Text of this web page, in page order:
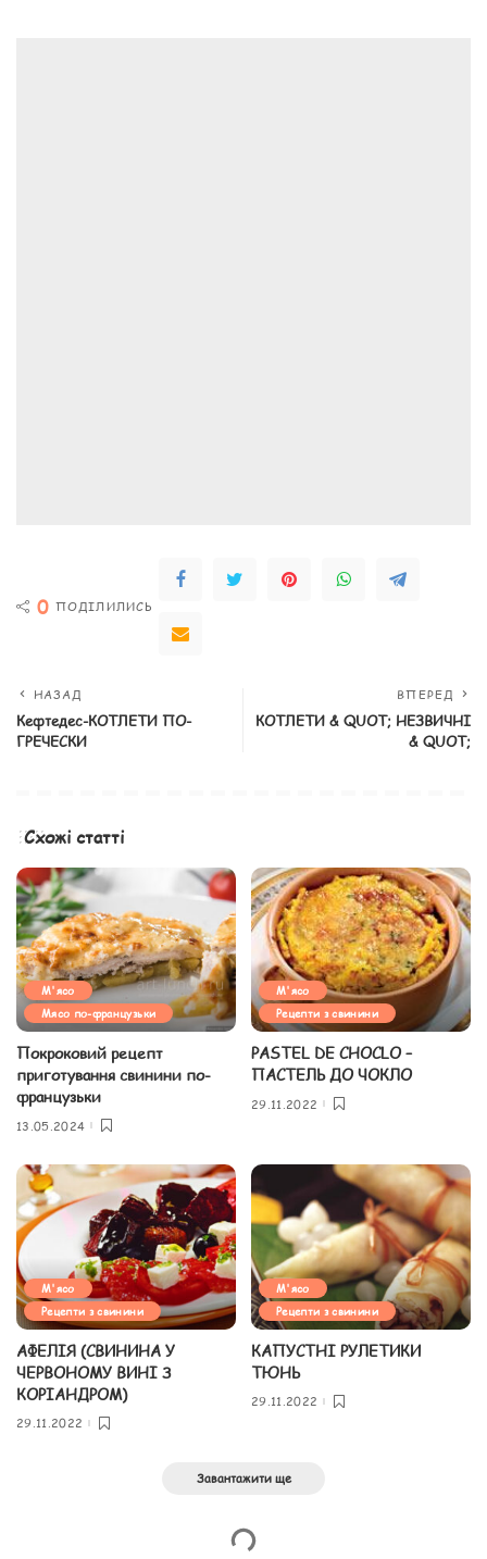
0 ПОДІЛИЛИСЬ
НАЗАД
Кефтедес-КОТЛЕТИ ПО-
ГРЕЧЕСКИ
ВПЕРЕД
КОТЛЕТИ & QUOT; НЕЗВИЧНІ
& QUOT;
Схожі статті
М'ясо
Мясо по-французьки
Покроковий рецепт
приготування свинини по-
французьки
13.05.2024
М'ясо
Рецепти з свинини
PASTEL DE CHOCLO –
ПАСТЕЛЬ ДО ЧОКЛО
29.11.2022
М'ясо
Рецепти з свинини
АФЕЛІЯ (СВИНИНА У
ЧЕРВОНОМУ ВИНІ З
КОРІАНДРОМ)
29.11.2022
М'ясо
Рецепти з свинини
КАПУСТНІ РУЛЕТИКИ
ТЮНЬ
29.11.2022
Завантажити ще